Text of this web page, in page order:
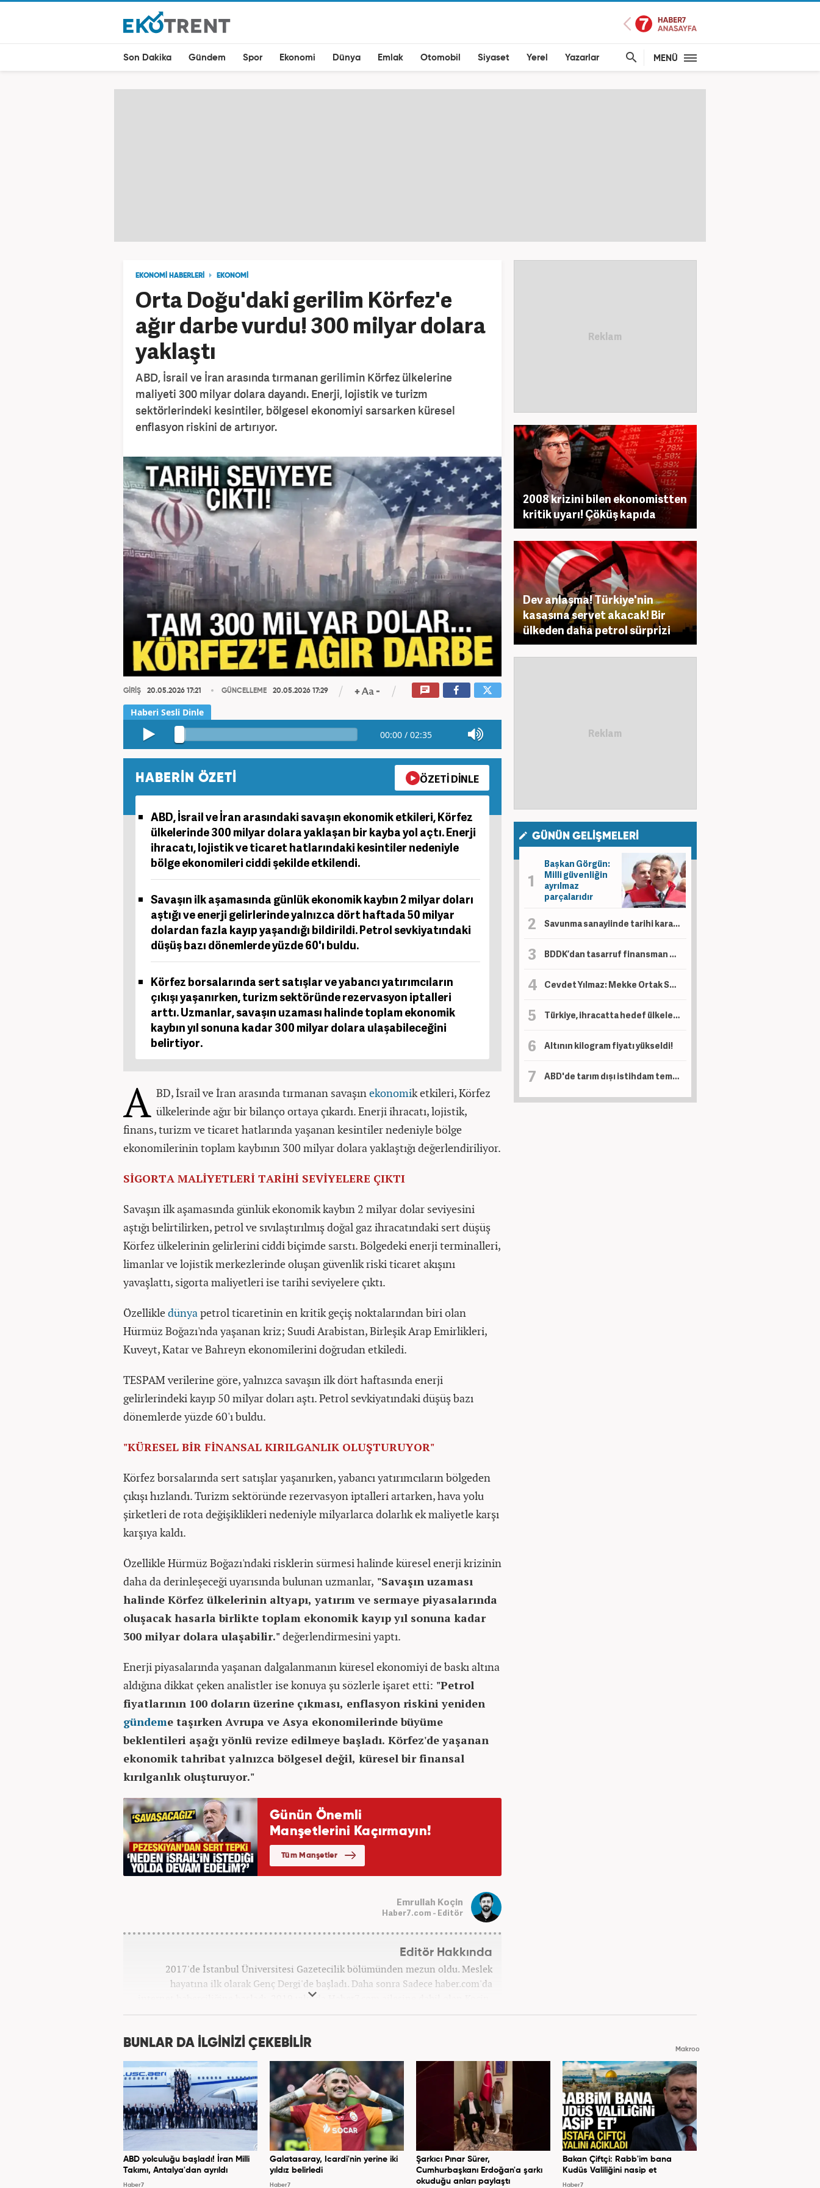
Son Dakika Gündem Spor Ekonomi Dünya Emlak Otomobil Siyaset Yerel Yazarlar MENÜ
EKONOMİ HABERLERİ EKONOMİ
Orta Doğu'daki gerilim Körfez'e
ağır darbe vurdu! 300 milyar dolara
yaklaştı
ABD, İsrail ve İran arasında tırmanan gerilimin Körfez ülkelerine
maliyeti 300 milyar dolara dayandı. Enerji, lojistik ve turizm
sektörlerindeki kesintiler, bölgesel ekonomiyi sarsarken küresel
enflasyon riskini de artırıyor.
GİRİŞ 20.05.2026 17:21 GÜNCELLEME 20.05.2026 17:29
00:00 / 02:35
HABERİN ÖZETİ ÖZETİ DİNLE
ABD, İsrail ve İran arasındaki savaşın ekonomik etkileri, Körfez
ülkelerinde 300 milyar dolara yaklaşan bir kayba yol açtı. Enerji
ihracatı, lojistik ve ticaret hatlarındaki kesintiler nedeniyle
bölge ekonomileri ciddi şekilde etkilendi.
Savaşın ilk aşamasında günlük ekonomik kaybın 2 milyar doları
aştığı ve enerji gelirlerinde yalnızca dört haftada 50 milyar
dolardan fazla kayıp yaşandığı bildirildi. Petrol sevkiyatındaki
düşüş bazı dönemlerde yüzde 60'ı buldu.
Körfez borsalarında sert satışlar ve yabancı yatırımcıların
çıkışı yaşanırken, turizm sektöründe rezervasyon iptalleri
arttı. Uzmanlar, savaşın uzaması halinde toplam ekonomik
kaybın yıl sonuna kadar 300 milyar dolara ulaşabileceğini
belirtiyor.
A BD, İsrail ve İran arasında tırmanan savaşınekonomik etkileri, Körfez
ülkelerinde ağır bir bilanço ortaya çıkardı. Enerji ihracatı, lojistik,
finans, turizm ve ticaret hatlarında yaşanan kesintiler nedeniyle bölge
ekonomilerinin toplam kaybının 300 milyar dolara yaklaştığı değerlendiriliyor.
SİGORTA MALİYETLERİ TARİHİ SEVİYELERE ÇIKTI
Savaşın ilk aşamasında günlük ekonomik kaybın 2 milyar dolar seviyesini
aştığı belirtilirken, petrol ve sıvılaştırılmış doğal gaz ihracatındaki sert düşüş
Körfez ülkelerinin gelirlerini ciddi biçimde sarstı. Bölgedeki enerji terminalleri,
limanlar ve lojistik merkezlerinde oluşan güvenlik riski ticaret akışını
yavaşlattı, sigorta maliyetleri ise tarihi seviyelere çıktı.
Özellikledünyapetrol ticaretinin en kritik geçiş noktalarından biri olan
Hürmüz Boğazı'nda yaşanan kriz; Suudi Arabistan, Birleşik Arap Emirlikleri,
Kuveyt, Katar ve Bahreyn ekonomilerini doğrudan etkiledi.
TESPAM verilerine göre, yalnızca savaşın ilk dört haftasında enerji
gelirlerindeki kayıp 50 milyar doları aştı. Petrol sevkiyatındaki düşüş bazı
dönemlerde yüzde 60'ı buldu.
"KÜRESEL BİR FİNANSAL KIRILGANLIK OLUŞTURUYOR"
Körfez borsalarında sert satışlar yaşanırken, yabancı yatırımcıların bölgeden
çıkışı hızlandı. Turizm sektöründe rezervasyon iptalleri artarken, hava yolu
şirketleri de rota değişiklikleri nedeniyle milyarlarca dolarlık ek maliyetle karşı
karşıya kaldı.
Özellikle Hürmüz Boğazı'ndaki risklerin sürmesi halinde küresel enerji krizinin
daha da derinleşeceği uyarısında bulunan uzmanlar, "Savaşın uzaması
halinde Körfez ülkelerinin altyapı, yatırım ve sermaye piyasalarında
oluşacak hasarla birlikte toplam ekonomik kayıp yıl sonuna kadar
300 milyar dolara ulaşabilir."değerlendirmesini yaptı.
Enerji piyasalarında yaşanan dalgalanmanın küresel ekonomiyi de baskı altına
aldığına dikkat çeken analistler ise konuya şu sözlerle işaret etti: "Petrol
fiyatlarının 100 doların üzerine çıkması, enflasyon riskini yeniden
gündeme taşırken Avrupa ve Asya ekonomilerinde büyüme
beklentileri aşağı yönlü revize edilmeye başladı. Körfez'de yaşanan
ekonomik tahribat yalnızca bölgesel değil, küresel bir finansal
kırılganlık oluşturuyor."
Emrullah Koçin
Haber7.com - Editör
Editör Hakkında
2017'de İstanbul Üniversitesi Gazetecilik bölümünden mezun oldu. Meslek
hayatına ilk olarak Genç Dergi'de başladı. Daha sonra Sadece haber.com'da
internet haberciliğine başladı. 2019 yılında Haber7.com ailesine dahil olan Koçin,
''Ekonomi ve Otomobil Editörü'' olarak meslek hayatına devam etmektedir.
2008 krizini bilen ekonomistten
kritik uyarı! Çöküş kapıda
Dev anlaşma! Türkiye'nin
kasasına servet akacak! Bir
ülkeden daha petrol sürprizi
GÜNÜN GELİŞMELERİ
Başkan Görgün:
Milli güvenliğin
ayrılmaz
parçalarıdır
Savunma sanayiinde tarihi karar! İki dev milli motor için birleşiyor
BDDK’dan tasarruf finansman düzenlemesi! Taşıt, konut ve iş yerinde limitler değişti
Cevdet Yılmaz: Mekke Ortak Savunma Anlaşması tarihi bir adımdır
Türkiye, ihracatta hedef ülkelere 6 ayda 94 milyar dolarlık satış yaptı
Altının kilogram fiyatı yükseldi!
ABD'de tarım dışı istihdam temmuzda beklentilerin aksine geriledi
BUNLAR DA İLGİNİZİ ÇEKEBİLİR Makroo
ABD yolculuğu başladı! İran Milli
Takımı, Antalya'dan ayrıldı
Haber7
Galatasaray, Icardi'nin yerine iki
yıldız belirledi
Haber7
Şarkıcı Pınar Sürer,
Cumhurbaşkanı Erdoğan'a şarkı
okuduğu anları paylaştı
Bakan Çiftçi: Rabb'im bana
Kudüs Valiliğini nasip et
Haber7